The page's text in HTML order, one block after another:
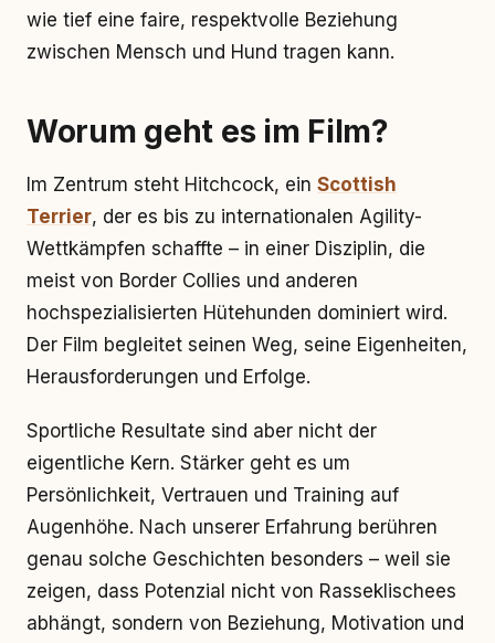
wie tief eine faire, respektvolle Beziehung
zwischen Mensch und Hund tragen kann.
Worum geht es im Film?
Im Zentrum steht Hitchcock, ein Scottish
Terrier, der es bis zu internationalen Agility-
Wettkämpfen schaffte – in einer Disziplin, die
meist von Border Collies und anderen
hochspezialisierten Hütehunden dominiert wird.
Der Film begleitet seinen Weg, seine Eigenheiten,
Herausforderungen und Erfolge.
Sportliche Resultate sind aber nicht der
eigentliche Kern. Stärker geht es um
Persönlichkeit, Vertrauen und Training auf
Augenhöhe. Nach unserer Erfahrung berühren
genau solche Geschichten besonders – weil sie
zeigen, dass Potenzial nicht von Rasseklischees
abhängt, sondern von Beziehung, Motivation und